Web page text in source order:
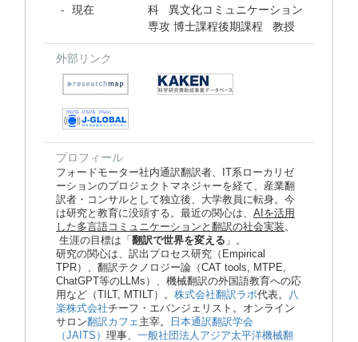
- 現在
科 異文化コミュニケーション
専攻 博士課程後期課程 教授
外部リンク
プロフィール
フォードモーター社内通訳翻訳者、IT系ローカリゼ
ーションのプロジェクトマネジャーを経て、産業翻
訳者・コンサルとして独立後、大学教員に転身。今
は研究と教育に没頭する。最近の関心は、 AIを活用
した多言語コミュニケーションと翻訳の社会実装。
生涯の目標は「 翻訳で世界を変える 」。
研究の関心は、訳出プロセス研究（Empirical
TPR）、翻訳テクノロジー論（CAT tools, MTPE,
ChatGPT等のLLMs）、機械翻訳の外国語教育への応
用など（TILT, MTILT）。 株式会社翻訳ラボ代表。 八
楽株式会社チーフ・エバンジェリスト。オンライン
サロン翻訳カフェ 主宰。
日本通訳翻訳学会
（JAITS） 理事、 一般社団法人アジア太平洋機械翻